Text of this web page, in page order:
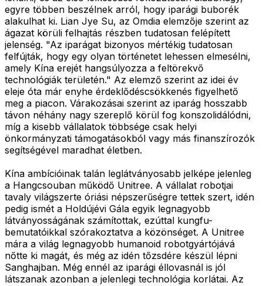
egyre többen beszélnek arról, hogy iparági buborék
alakulhat ki. Lian Jye Su, az Omdia elemzője szerint az
ágazat körüli felhajtás részben tudatosan felépített
jelenség. "Az iparágat bizonyos mértékig tudatosan
felfújták, hogy egy olyan történetet lehessen elmesélni,
amely Kína erejét hangsúlyozza a feltörekvő
technológiák területén." Az elemző szerint az idei év
eleje óta már enyhe érdeklődéscsökkenés figyelhető
meg a piacon. Várakozásai szerint az iparág hosszabb
távon néhány nagy szereplő körül fog konszolidálódni,
míg a kisebb vállalatok többsége csak helyi
önkormányzati támogatásokból vagy más finanszírozók
segítségével maradhat életben.
Kína ambícióinak talán leglátványosabb jelképe jelenleg
a Hangcsouban működő Unitree. A vállalat robotjai
tavaly világszerte óriási népszerűségre tettek szert, idén
pedig ismét a Holdújévi Gála egyik legnagyobb
látványosságának számítottak, ezúttal kungfu-
bemutatóikkal szórakoztatva a közönséget. A Unitree
mára a világ legnagyobb humanoid robotgyártójává
nőtte ki magát, és még az idén tőzsdére készül lépni
Sanghajban. Még ennél az iparági éllovasnál is jól
látszanak azonban a jelenlegi technológia korlátai. Az